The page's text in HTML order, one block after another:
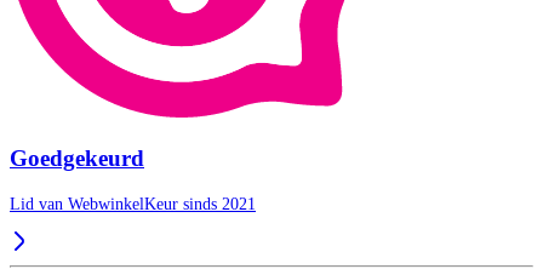
Goedgekeurd
Lid van WebwinkelKeur sinds 2021